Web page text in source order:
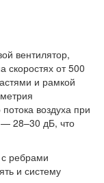
вентилятор,
скоростях от 500
и рамкой
воздуха при
28–30 дБ, что
ребрами
и систему